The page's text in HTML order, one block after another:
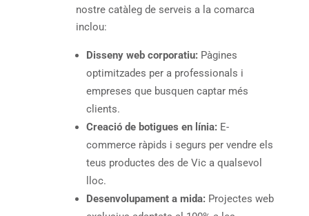
nostre catàleg de serveis a la comarca
inclou:
Disseny web corporatiu:Pàgines
optimitzades per a professionals i
empreses que busquen captar més
clients.
Creació de botigues en línia:E-
commerce ràpids i segurs per vendre els
teus productes des de Vic a qualsevol
lloc.
Desenvolupament a mida:Projectes web